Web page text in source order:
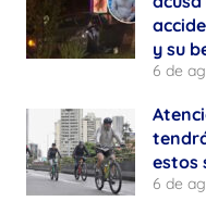
y su
6 de
estos
6 de